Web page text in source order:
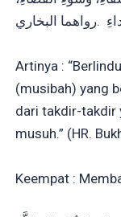
.رواهما البخاري
Artinya :
(musibah) yang
dari takdir-takdir
musuh.” (HR.
Keempat :